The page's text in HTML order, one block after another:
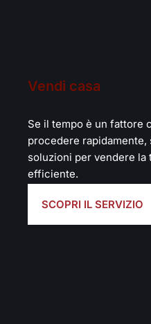
Vendi casa
Se il tempo è un fattore
procedere
soluzioni per vendere la
efficiente.
SCOPRI IL SERVIZIO